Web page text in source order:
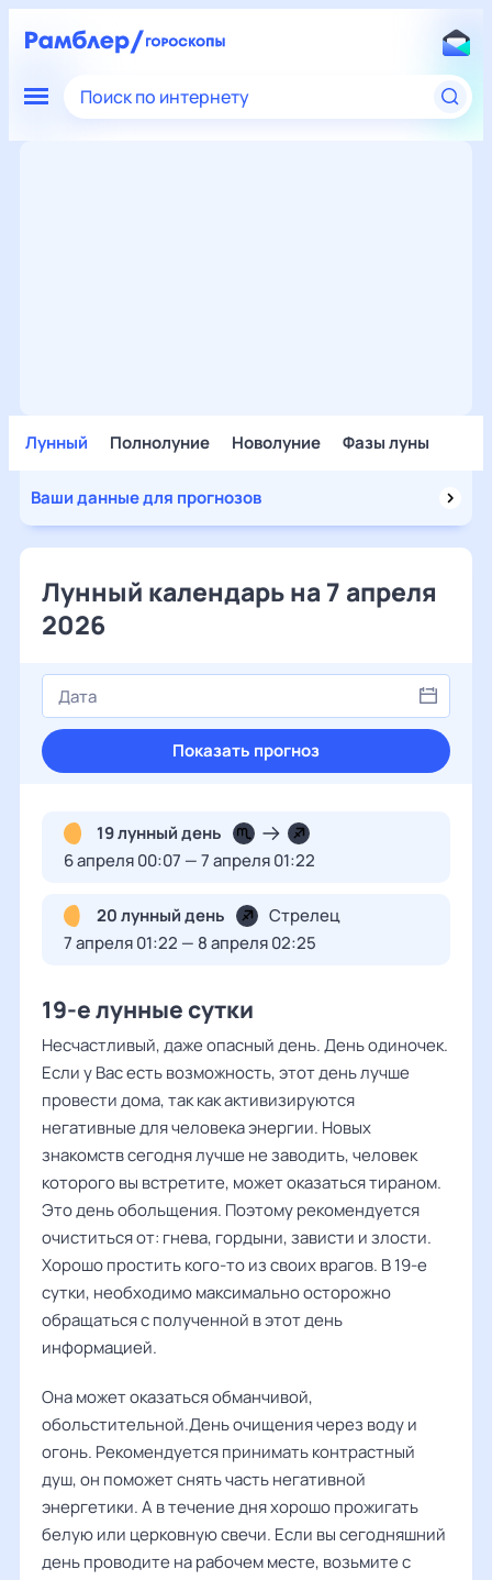
Поиск по интернету
Лунный Полнолуние Новолуние Фазы луны
Ваши данные для прогнозов
Лунный календарь на 7 апреля
2026
Показать прогноз
19 лунный день
6 апреля 00:07 — 7 апреля 01:22
20 лунный день
Стрелец
7 апреля 01:22 — 8 апреля 02:25
19-е лунные сутки
Несчастливый, даже опасный день. День одиночек.
Если у Вас есть возможность, этот день лучше
провести дома, так как активизируются
негативные для человека энергии. Новых
знакомств сегодня лучше не заводить, человек
которого вы встретите, может оказаться тираном.
Это день обольщения. Поэтому рекомендуется
очиститься от: гнева, гордыни, зависти и злости.
Хорошо простить кого-то из своих врагов. В 19-е
сутки, необходимо максимально осторожно
обращаться с полученной в этот день
информацией.
Она может оказаться обманчивой,
обольстительной.День очищения через воду и
огонь. Рекомендуется принимать контрастный
душ, он поможет снять часть негативной
энергетики. А в течение дня хорошо прожигать
белую или церковную свечи. Если вы сегодняшний
день проводите на рабочем месте, возьмите с